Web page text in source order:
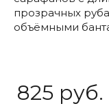
прозрачных
объёмными
825 руб.